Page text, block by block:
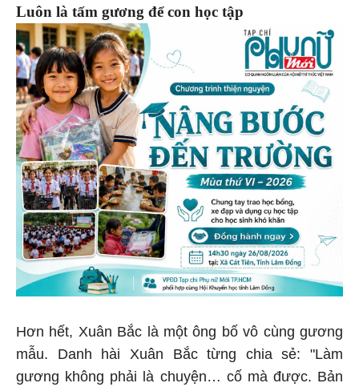
Luôn là tấm gương để con học tập
Hơn hết, Xuân Bắc là một ông bố vô cùng gương
mẫu. Danh hài Xuân Bắc từng chia sẻ: "Làm
gương không phải là chuyện… cố mà được. Bản